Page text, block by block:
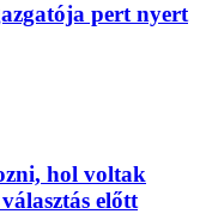
pert nyert
hol voltak
előtt